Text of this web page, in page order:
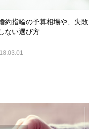
約指輪の予算相場や、失敗
しない選び方